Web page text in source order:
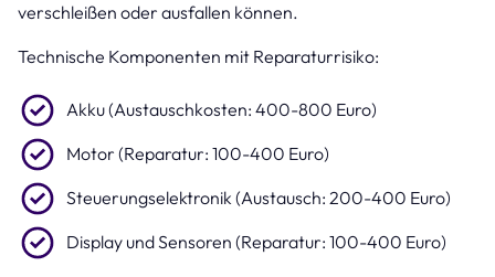
verschleißen oder ausfallen können.
Technische Komponenten mit Reparaturrisiko:
Akku (Austauschkosten: 400-800 Euro)
Motor (Reparatur: 100-400 Euro)
Steuerungselektronik (Austausch: 200-400 Euro)
Display und Sensoren (Reparatur: 100-400 Euro)